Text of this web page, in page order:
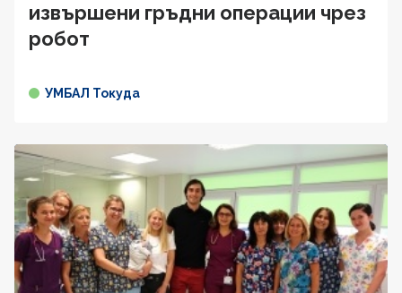
извършени гръдни операции чрез
робот
УМБАЛ Токуда